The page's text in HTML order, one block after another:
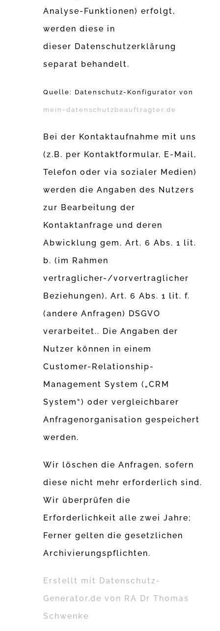
Analyse-Funktionen) erfolgt,
werden diese in
dieser Datenschutzerklärung
separat behandelt.
Quelle: Datenschutz-Konfigurator von
mein-datenschutzbeauftragter.de
Bei der Kontaktaufnahme mit uns
(z.B. per Kontaktformular, E-Mail,
Telefon oder via sozialer Medien)
werden die Angaben des Nutzers
zur Bearbeitung der
Kontaktanfrage und deren
Abwicklung gem. Art. 6 Abs. 1 lit.
b. (im Rahmen
vertraglicher-/vorvertraglicher
Beziehungen), Art. 6 Abs. 1 lit. f.
(andere Anfragen) DSGVO
verarbeitet.. Die Angaben der
Nutzer können in einem
Customer-Relationship-
Management System („CRM
System“) oder vergleichbarer
Anfragenorganisation gespeichert
werden.
Wir löschen die Anfragen, sofern
diese nicht mehr erforderlich sind.
Wir überprüfen die
Erforderlichkeit alle zwei Jahre;
Ferner gelten die gesetzlichen
Archivierungspflichten.
Erstellt mit Datenschutz-
Generator.de von RA Dr Thomas
Schwenke